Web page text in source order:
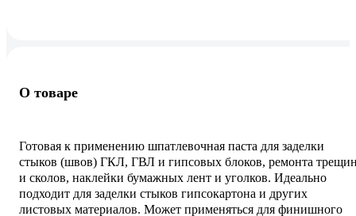
О товаре
Готовая к применению шпатлевочная паста для заделки
стыков (швов) ГКЛ, ГВЛ и гипсовых блоков, ремонта
и сколов, наклейки бумажных лент и уголков. Идеально
подходит для заделки стыков гипсокартона и других
листовых материалов. Может применяться для финишного